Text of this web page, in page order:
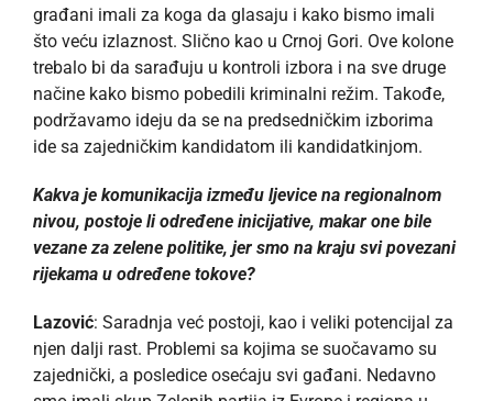
građani imali za koga da glasaju i kako bismo imali
što veću izlaznost. Slično kao u Crnoj Gori. Ove kolone
trebalo bi da sarađuju u kontroli izbora i na sve druge
načine kako bismo pobedili kriminalni režim. Takođe,
podržavamo ideju da se na predsedničkim izborima
ide sa zajedničkim kandidatom ili kandidatkinjom.
Kakva je komunikacija između ljevice na regionalnom
nivou, postoje li određene inicijative, makar one bile
vezane za zelene politike, jer smo na kraju svi povezani
rijekama u određene tokove?
Lazović: Saradnja već postoji, kao i veliki potencijal za
njen dalji rast. Problemi sa kojima se suočavamo su
zajednički, a posledice osećaju svi gađani. Nedavno